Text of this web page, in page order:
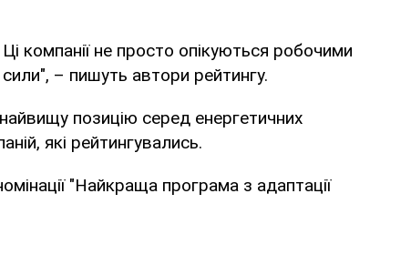
компанії не просто опікуються робочими
– пишуть автори рейтингу.
позицію серед енергетичних
які рейтингувались.
"Найкраща програма з адаптації